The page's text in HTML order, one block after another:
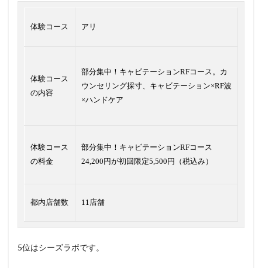
体験コース アリ
体験コース
の内容
部分集中！キャビテーションRFコース。カ
ウンセリング採寸、キャビテーション×RF波
×ハンドケア
体験コース
の料金
部分集中！キャビテーションRFコース
24,200円が初回限定5,500円（税込み）
都内店舗数 11店舗
5位はシーズラボです。